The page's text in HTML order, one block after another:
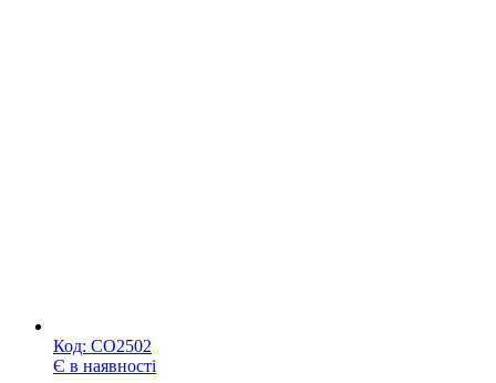
Код: СО2502
Є в наявності